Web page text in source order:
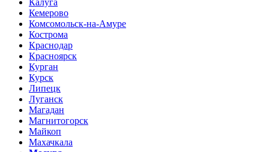
Кемерово
Комсомольск-на-Амуре
Кострома
Краснодар
Красноярск
Курган
Курск
Липецк
Луганск
Магадан
Магнитогорск
Майкоп
Махачкала